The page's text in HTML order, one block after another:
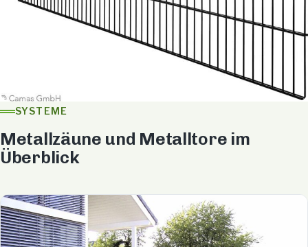
SYSTEME
Metallzäune und Metalltore im
Überblick